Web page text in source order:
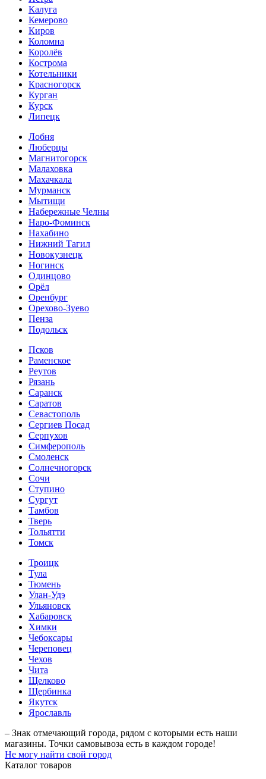
Калуга
Кемерово
Киров
Коломна
Королёв
Кострома
Котельники
Красногорск
Курган
Курск
Липецк
Лобня
Люберцы
Магнитогорск
Малаховка
Махачкала
Мурманск
Мытищи
Набережные Челны
Наро-Фоминск
Нахабино
Нижний Тагил
Новокузнецк
Ногинск
Одинцово
Орёл
Оренбург
Орехово-Зуево
Пенза
Подольск
Псков
Раменское
Реутов
Рязань
Саранск
Саратов
Севастополь
Сергиев Посад
Серпухов
Симферополь
Смоленск
Солнечногорск
Сочи
Ступино
Сургут
Тамбов
Тверь
Тольятти
Томск
Троицк
Тула
Тюмень
Улан-Удэ
Ульяновск
Хабаровск
Химки
Чебоксары
Череповец
Чехов
Чита
Щелково
Щербинка
Якутск
Ярославль
– Знак отмечающий города, рядом с которыми есть наши
магазины. Точки самовывоза есть в каждом городе!
Не могу найти свой город
Каталог товаров